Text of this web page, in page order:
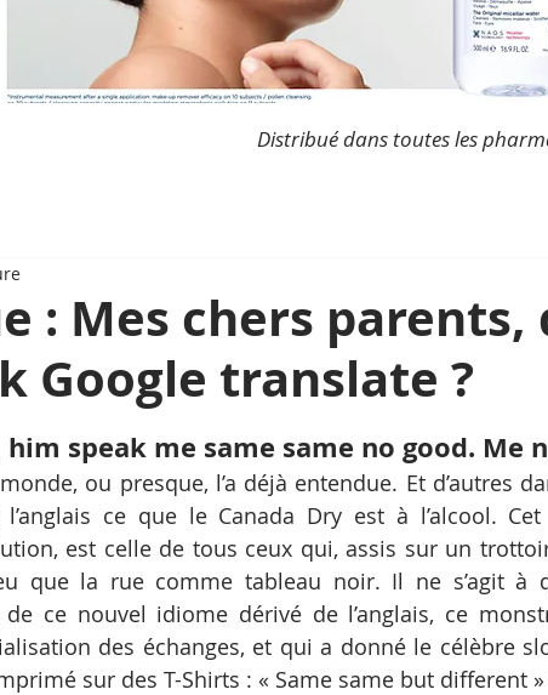
Distribué dans toutes les
: Mes chers parents,
Google translate ?
speak me same same no good. Me
ou presque, l’a déjà entendue. Et d’autres
ce que le Canada Dry est à l’alcool. Cet
est celle de tous ceux qui, assis sur un
eu que la rue comme tableau noir. Il ne s’agit à
ce nouvel idiome dérivé de l’anglais, ce
des échanges, et qui a donné le célèbre
sur des T-Shirts : « Same same but different »